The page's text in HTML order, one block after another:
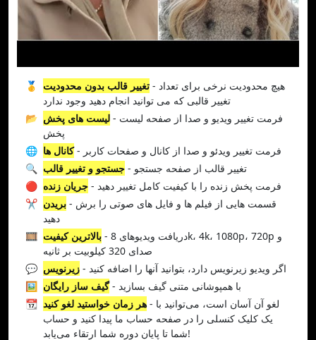
🥇 تغییر قالب بدون محدودیت - هیچ محدودیت نرخی برای تعداد
تغییر قالبی که می توانید انجام دهید وجود ندارد
📂 لیست های پخش - فرمت تغییر ویدیو و صدا از صفحه لیست
پخش
🌐 کانال ها
- فرمت تغییر ویدئو و صدا از کانال و صفحات کاربر
🔍 جستجو و تغییر قالب
- تغییر قالب از صفحه جستجو
🔴 جریان زنده
- فرمت پخش زنده را با کیفیت کامل تغییر دهید
✂️ بریدن - قسمت هایی از فیلم ها و فایل های صوتی را برش
دهید
🎞️ بالاترین کیفیت - دریافت ویدیوهای 8k، 4k، 1080p، 720p و
صدای 320 کیلوبیت بر ثانیه
💬 زیرنویس
- اگر ویدیو زیرنویس دارد، بتوانید آنها را اضافه کنید
🖼️ گیف ساز رایگان
- با همپوشانی متنی گیف بسازید
📆 هر زمان خواستید لغو کنید - لغو آن آسان است، می‌توانید با
یک کلیک کنسلی را در صفحه حساب ما پیدا کنید و حساب
شما تا پایان دوره شما ارتقاء می‌یابد!